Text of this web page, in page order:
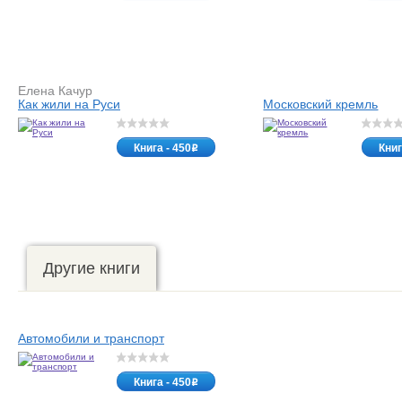
Елена Качур
Как жили на Руси
Книга - 450o
Московский кремль
Другие книги
Автомобили и транспорт
Книга - 450o